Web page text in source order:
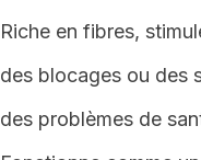
Riche en fibres,
des blocages ou des
des problèmes de